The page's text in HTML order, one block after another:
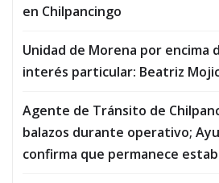
en Chilpancingo
Unidad de Morena por encima
interés particular: Beatriz
Agente de Tránsito de
balazos durante operativo;
confirma que permanece